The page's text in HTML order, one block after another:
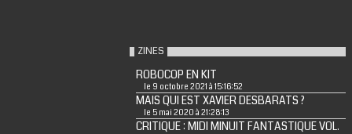
ZINES
ROBOCOP EN KIT
le 9 octobre 2021 à 15:16:52
MAIS QUI EST XAVIER DESBARATS ?
le 5 mai 2020 à 21:28:13
CRITIQUE : MIDI MINUIT FANTASTIQUE VOL.